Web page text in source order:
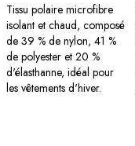
Tissu polaire microfibre
isolant et chaud, composé
de 39 % de nylon, 41 %
de polyester et 20 %
d'élasthanne, idéal pour
les vêtements d'hiver.